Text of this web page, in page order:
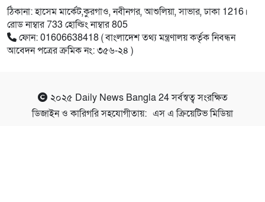
ঠিকানা: হাসেম মার্কেট,কুরগাও, নবীনগর, আশুলিয়া, সাভার, ঢাকা 1216।
রোড নাম্বার 733 হোল্ডিং নাম্বার 805
ফোন: 01606638418 ( বাংলাদেশ তথ্য মন্ত্রণালয় কর্তৃক নিবন্ধন
আবেদন পত্রের ক্রমিক নং: ৩৫৬-২৪ )
২০২৫ Daily News Bangla 24সর্বস্বত্ব সংরক্ষিত
ডিজাইন ও কারিগরি সহযোগীতায়: এস এ ক্রিয়েটিভ মিডিয়া